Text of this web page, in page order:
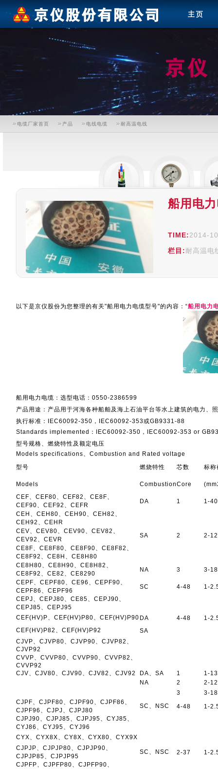
电缆厂家首页 产品 电线电缆 耐高温电线
船用电
TIME:2014-
栏目:耐高温电
以下是京仪股份为您整理的有关"船用电力电缆型号"的内容：“船用电力
船用电力电缆：选型电话：0550-2386599
产品用途：产品用于河海各种船舶及海上石油平台等水上建筑的电力、
执行标准：IEC60092-350，IEC60092-353或GB9331-88
Standards implemented：IEC60092-350，IEC60092-353 or
型号规格、燃烧特性及额定电压
Models specifications、Combustion and Rated voltage
型号
燃烧特性 芯数 标称
Models CombustionCore
CEF、CEF80、CEF82、CE8F、
CEF90、CEF92、CEFR
DA 1
1-
CEH、CEH80、CEH90、CEH82、
CEH92、CEHR
CEV、CEV80、CEV90、CEV82、
CEV92、CEVR
SA 2
2-
CE8F、CE8F80、CE8F90、CE8F82、
CE8F92、CE8H、CE8H80
CE8H80、CE8H90、CE8H82、
CE8F92、CE82、CE8290
NA 3
3-
CEPF、CEPF80、CE96、CEPF90、
CEPF86、CEPF96
SC 4-48
1-
CEPJ、CEPJ80、CE85、CEPJ90、
CEPJ85、CEPJ95
CEF(HV)P、CEF(HV)P80、CEF(HV)P90 DA 4-48
1-
CEF(HV)P82、CEF(HV)P92
SA
CJVP、CJVP80、CJVP90、CJVP82、
CJVP92
CVVP、CVVP80、CVVP90、CVVP82、
CVVP92
CJV、CJV80、CJV90、CJV82、CJV92
DA、SA 1
1-
NA
2
2-
3
3-
CJPF、CJPF80、CJPF90、CJPF86、
CJPF96、CJPJ、CJPJ80
SC、NSC 4-48
1-
CJPJ90、CJPJ85、CJPJ95、CYJ85、
CYJ86、CYJ95、CYJ96
CYX、CYX8X、CY8X、CYX80、CYX9X
CJPJP、CJPJP80、CJPJP90、
CJPJP85、CJPJP95
SC、NSC 2-37
1-
CJPFP、CJPFP80、CJPFP90、